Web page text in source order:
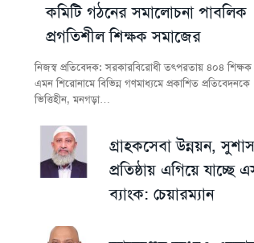
কমিটি গঠনের সমালোচনা পাবলিক
প্রগতিশীল শিক্ষক সমাজের
নিজস্ব প্রতিবেদক: সরকারবিরোধী তৎপরতায় ৪০৪
এমন শিরোনামে বিভিন্ন গণমাধ্যমে প্রকাশিত প্রতিবেদনকে
ভিত্তিহীন, মনগড়া…
গ্রাহকসেবা উন্নয়ন,
প্রতিষ্ঠায় এগিয়ে যাচ্ছে
ব্যাংক: চেয়ারম্যান